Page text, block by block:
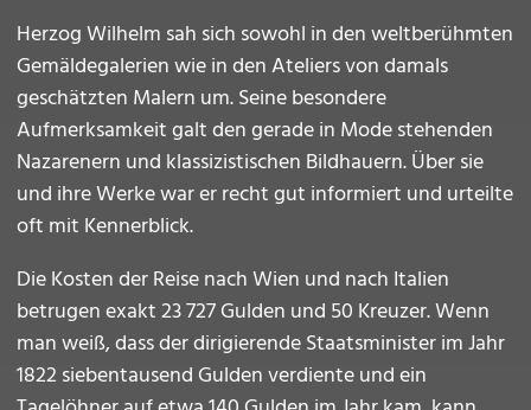
Herzog Wilhelm sah sich sowohl in den weltberühmten
Gemäldegalerien wie in den Ateliers von damals
geschätzten Malern um. Seine besondere
Aufmerksamkeit galt den gerade in Mode stehenden
Nazarenern und klassizistischen Bildhauern. Über sie
und ihre Werke war er recht gut informiert und urteilte
oft mit Kennerblick.
Die Kosten der Reise nach Wien und nach Italien
betrugen exakt 23 727 Gulden und 50 Kreuzer. Wenn
man weiß, dass der dirigierende Staatsminister im Jahr
1822 siebentausend Gulden verdiente und ein